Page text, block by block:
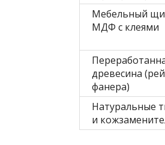
Мебельный
МДФ с клеями
древесина
фанера)
Натуральные
и